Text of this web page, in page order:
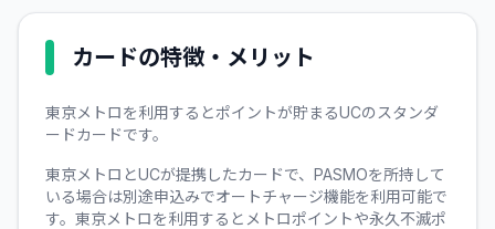
カードの特徴・メリット
東京メトロを利用するとポイントが貯まるUCのスタンダ
ードカードです。
東京メトロとUCが提携したカードで、PASMOを所持して
いる場合は別途申込みでオートチャージ機能を利用可能で
す。東京メトロを利用するとメトロポイントや永久不滅ポ